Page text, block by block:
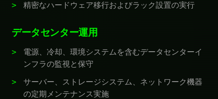
精密なハードウェア移行およびラック設置の実行
データセンター運用
電源、冷却、環境システムを含むデータセンターイ
ンフラの監視と保守
サーバー、ストレージシステム、ネットワーク機器
の定期メンテナンス実施